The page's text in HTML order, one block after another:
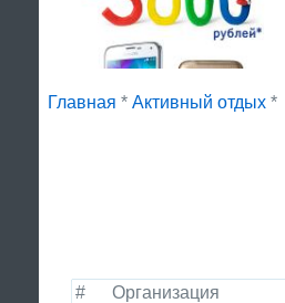
Главная * Активный отдых *
#
Организация